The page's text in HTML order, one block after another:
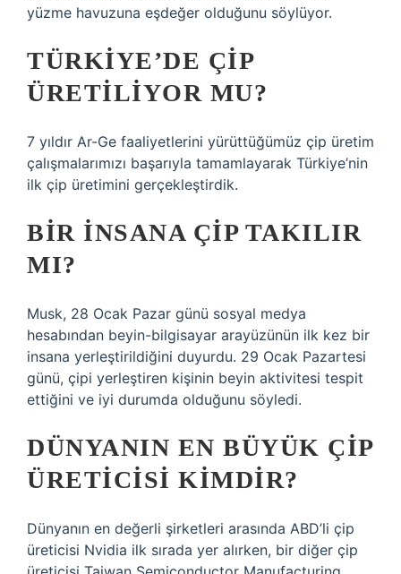
yüzme havuzuna eşdeğer olduğunu söylüyor.
TÜRKIYE’DE ÇIP
ÜRETILIYOR MU?
7 yıldır Ar-Ge faaliyetlerini yürüttüğümüz çip üretim
çalışmalarımızı başarıyla tamamlayarak Türkiye’nin
ilk çip üretimini gerçekleştirdik.
BIR INSANA ÇIP TAKILIR
MI?
Musk, 28 Ocak Pazar günü sosyal medya
hesabından beyin-bilgisayar arayüzünün ilk kez bir
insana yerleştirildiğini duyurdu. 29 Ocak Pazartesi
günü, çipi yerleştiren kişinin beyin aktivitesi tespit
ettiğini ve iyi durumda olduğunu söyledi.
DÜNYANIN EN BÜYÜK ÇIP
ÜRETICISI KIMDIR?
Dünyanın en değerli şirketleri arasında ABD’li çip
üreticisi Nvidia ilk sırada yer alırken, bir diğer çip